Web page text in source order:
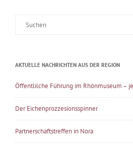
AKTUELLE NACHRICHTEN AUS DER REGION
Öffentlilche Führung im Rhönmuseum –
Der Eichenprozzesionsspinner
Partnerschaftstreffen in Nora